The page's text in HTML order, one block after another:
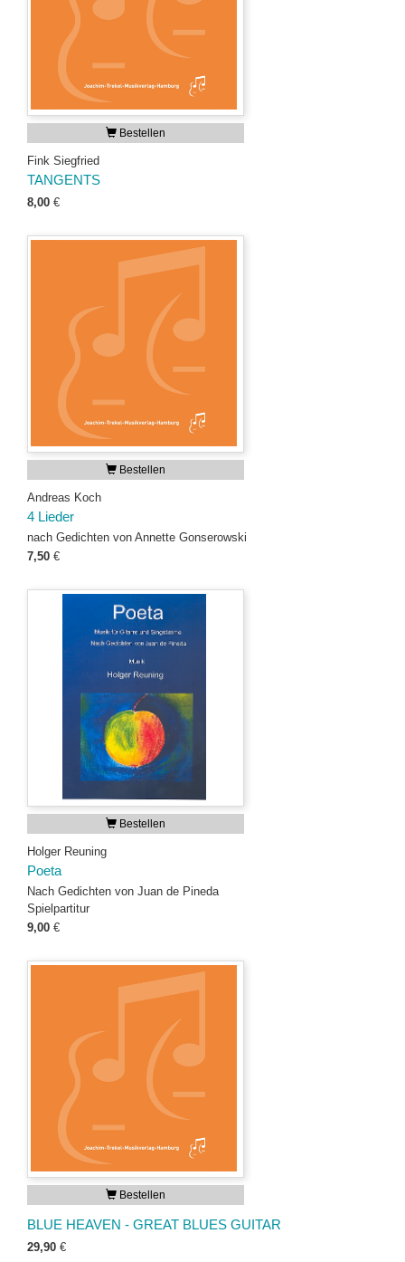
Bestellen
Fink Siegfried
TANGENTS
8,00 €
Bestellen
Andreas Koch
4 Lieder
nach Gedichten von Annette Gonserowski
7,50 €
Bestellen
Holger Reuning
Poeta
Nach Gedichten von Juan de Pineda
Spielpartitur
9,00 €
Bestellen
BLUE HEAVEN - GREAT BLUES GUITAR
29,90 €